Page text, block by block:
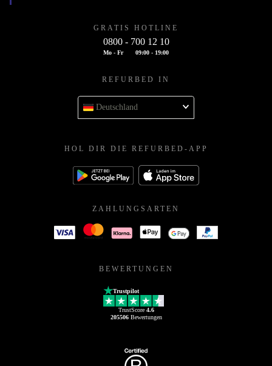
GRATIS HOTLINE
0800 - 700 12 10
Mo - Fr 09:00 - 19:00
REFURBED IN
Deutschland
HOL DIR DIE REFURBED-APP
ZAHLUNGSARTEN
BEWERTUNGEN
Trustpilot
TrustScore 4.6
205506Bewertungen